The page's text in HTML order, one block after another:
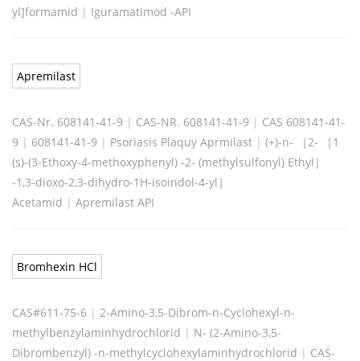
yl]formamid | Iguramatimod -API
Apremilast
CAS-Nr. 608141-41-9 | CAS-NR. 608141-41-9 | CAS 608141-41-
9 | 608141-41-9 | Psoriasis Plaquy Aprmilast | (+)-n- ［2- ［1
(s)-(3-Ethoxy-4-methoxyphenyl) -2- (methylsulfonyl) Ethyl］
-1,3-dioxo-2,3-dihydro-1H-isoindol-4-yl］
Acetamid | Apremilast API
Bromhexin HCl
CAS#611-75-6 | 2-Amino-3,5-Dibrom-n-Cyclohexyl-n-
methylbenzylaminhydrochlorid | N- (2-Amino-3,5-
Dibrombenzyl) -n-methylcyclohexylaminhydrochlorid | CAS-